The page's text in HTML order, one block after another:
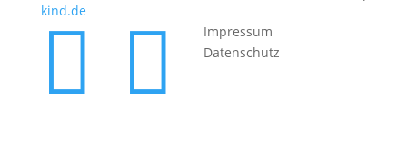
kind.de
 
Impressum
Datenschutz